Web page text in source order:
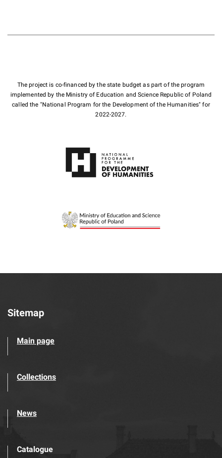
The project is co-financed by the state budget as part of the program
implemented by the Ministry of Education and Science Republic of Poland
called the "National Program for the Development of the Humanities" for
2022-2027.
Sitemap
Main page
Collections
News
Catalogue